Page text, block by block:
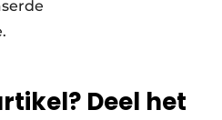
Deel het